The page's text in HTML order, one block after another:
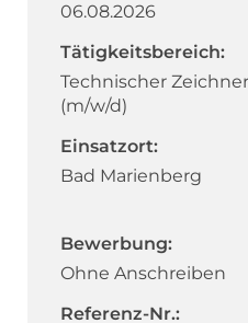
06.08.2026
Tätigkeitsbereich:
Technischer
(m/w/d)
Einsatzort:
Bad Marienberg
Bewerbung:
Ohne Anschreiben
Referenz-Nr.: